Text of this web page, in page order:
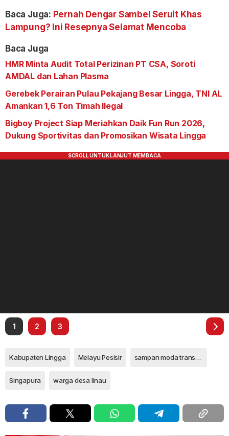
Baca Juga: Pernah Dengar Sambel Seruit Khas
Lampung? Ini Resepnya Selamat Mencoba
Baca Juga
HMR Minta Audit Total Perizinan PT CSA, Soroti
AMDAL dan Lahan Plasma
Gerebek Perairan Pulau Pekajang Besar Lingga, TNI AL
Amankan 1,6 Ton Timah Ilegal
Bigboy Project Siap Meriahkan Daik Fun Run 2026,
Dukung Sportivitas dan Promosikan Wisata Lingga
1 2 3
Kabupaten Lingga Melayu Pesisir sampan moda transportasi laut
Singapura warga desa linau